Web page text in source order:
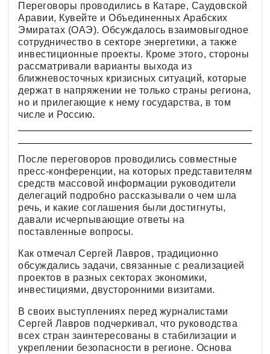
Переговоры проводились в Катаре, Саудовской
Аравии, Кувейте и Объединенных Арабских
Эмиратах (ОАЭ). Обсуждалось взаимовыгодное
сотрудничество в секторе энергетики, а также
инвестиционные проекты. Кроме этого, стороны
рассматривали варианты выхода из
ближневосточных кризисных ситуаций, которые
держат в напряжении не только страны региона,
но и прилегающие к нему государства, в том
числе и Россию.
После переговоров проводились совместные
пресс-конференции, на которых представителям
средств массовой информации руководители
делегаций подробно рассказывали о чем шла
речь, и какие соглашения были достигнуты,
давали исчерпывающие ответы на
поставленные вопросы.
Как отмечал Сергей Лавров, традиционно
обсуждались задачи, связанные с реализацией
проектов в разных секторах экономики,
инвестициями, двусторонними визитами.
В своих выступлениях перед журналистами
Сергей Лавров подчеркивал, что руководства
всех стран заинтересованы в стабилизации и
укреплении безопасности в регионе. Основа